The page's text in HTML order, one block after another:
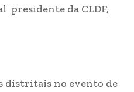
presidente da CLDF,
distritais no evento de